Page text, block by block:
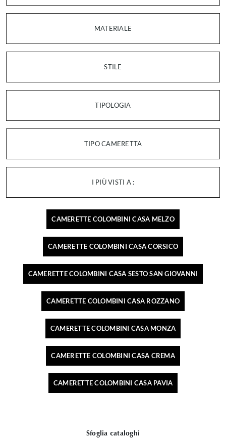
MATERIALE
STILE
TIPOLOGIA
TIPO CAMERETTA
I PIÙ VISTI A :
CAMERETTE COLOMBINI CASA MELZO
CAMERETTE COLOMBINI CASA CORSICO
CAMERETTE COLOMBINI CASA SESTO SAN GIOVANNI
CAMERETTE COLOMBINI CASA ROZZANO
CAMERETTE COLOMBINI CASA MONZA
CAMERETTE COLOMBINI CASA CREMA
CAMERETTE COLOMBINI CASA PAVIA
Sfoglia cataloghi